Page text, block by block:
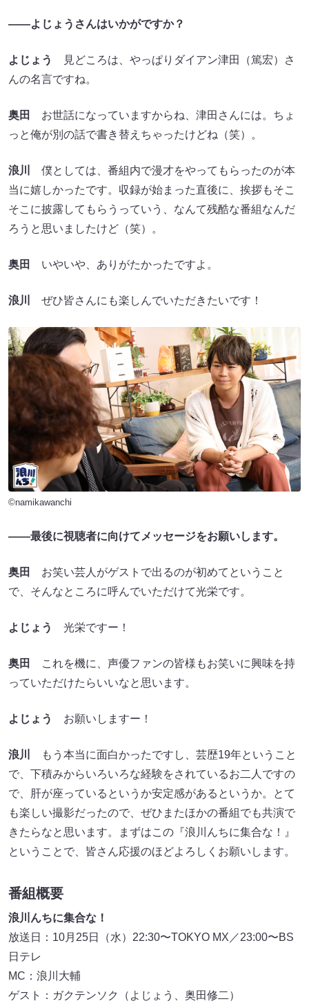
——よじょうさんはいかがですか？
よじょう
見どころは、やっぱりダイアン津田（篤宏）さ
んの名言ですね。
奥田
お世話になっていますからね、津田さんには。ちょ
っと俺が別の話で書き替えちゃったけどね（笑）。
浪川
僕としては、番組内で漫才をやってもらったのが本
当に嬉しかったです。収録が始まった直後に、挨拶もそこ
そこに披露してもらうっていう、なんて残酷な番組なんだ
ろうと思いましたけど（笑）。
奥田 いやいや、ありがたかったですよ。
浪川 ぜひ皆さんにも楽しんでいただきたいです！
©namikawanchi
——最後に視聴者に向けてメッセージをお願いします。
奥田
お笑い芸人がゲストで出るのが初めてということ
で、そんなところに呼んでいただけて光栄です。
よじょう 光栄ですー！
奥田
これを機に、声優ファンの皆様もお笑いに興味を持
っていただけたらいいなと思います。
よじょう お願いしますー！
浪川
もう本当に面白かったですし、芸歴19年ということ
で、下積みからいろいろな経験をされているお二人ですの
で、肝が座っているというか安定感があるというか。とて
も楽しい撮影だったので、ぜひまたほかの番組でも共演で
きたらなと思います。まずはこの『浪川んちに集合な！』
ということで、皆さん応援のほどよろしくお願いします。
番組概要
浪川んちに集合な！
放送日：10月25日（水）22:30〜TOKYO MX／23:00〜BS
日テレ
MC：浪川大輔
ゲスト：ガクテンソク（よじょう、奥田修二）